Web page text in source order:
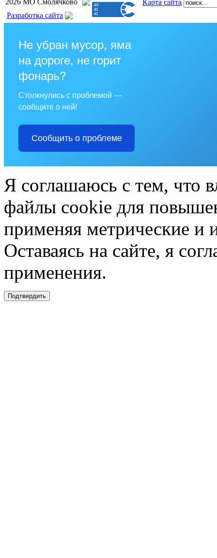
2026 МО Смолячково
Карта сайта
Разработка сайта
Не убран мусор, яма
на дороге, не горит
фонарь?
Столкнулись с проблемой —
сообщите о ней!
Сообщить о проблеме
Я соглашаюсь с тем, что
файлы cookie для
применяя метрические и
Оставаясь на сайте, я
применения.
Подтвердить